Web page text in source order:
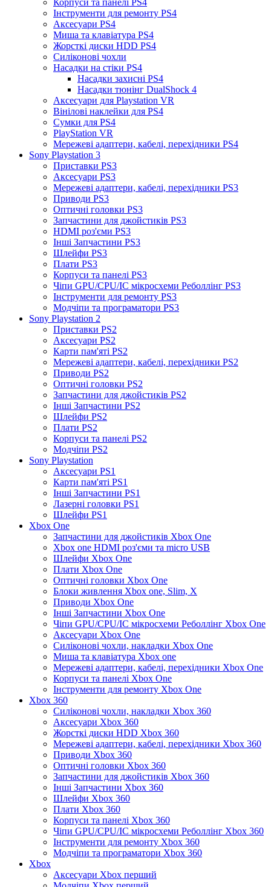
Інструменти для ремонту PS4
Аксесуари PS4
Миша та клавіатура PS4
Жорсткі диски HDD PS4
Силіконові чохли
Насадки на стіки PS4
Насадки захисні PS4
Насадки тюнінг DualShock 4
Аксесуари для Playstation VR
Вінілові наклейки для PS4
Сумки для PS4
PlayStation VR
Мережеві адаптери, кабелі, перехідники PS4
Sony Playstation 3
Приставки PS3
Аксесуари PS3
Мережеві адаптери, кабелі, перехідники PS3
Приводи PS3
Оптичні головки PS3
Запчастини для джойстиків PS3
HDMI роз'єми PS3
Інші Запчастини PS3
Шлейфи PS3
Плати PS3
Корпуси та панелі PS3
Чіпи GPU/CPU/IC мікросхеми Реболлінг PS3
Інструменти для ремонту PS3
Модчіпи та програматори PS3
Sony Playstation 2
Приставки PS2
Аксесуари PS2
Карти пам'яті PS2
Мережеві адаптери, кабелі, перехідники PS2
Приводи PS2
Оптичні головки PS2
Запчастини для джойстиків PS2
Інші Запчастини PS2
Шлейфи PS2
Плати PS2
Корпуси та панелі PS2
Модчіпи PS2
Sony Playstation
Аксесуари PS1
Карти пам'яті PS1
Інші Запчастини PS1
Лазерні головки PS1
Шлейфи PS1
Xbox One
Запчастини для джойстиків Xbox One
Xbox one HDMI роз'єми та micro USB
Шлейфи Xbox One
Плати Xbox One
Оптичні головки Xbox One
Блоки живлення Xbox one, Slim, X
Приводи Xbox One
Інші Запчастини Xbox One
Чіпи GPU/CPU/IC мікросхеми Реболлінг Xbox One
Аксесуари Xbox One
Силіконові чохли, накладки Xbox One
Миша та клавіатура Xbox one
Мережеві адаптери, кабелі, перехідники Xbox One
Корпуси та панелі Xbox One
Інструменти для ремонту Xbox One
Xbox 360
Силіконові чохли, накладки Xbox 360
Аксесуари Xbox 360
Жорсткі диски HDD Xbox 360
Мережеві адаптери, кабелі, перехідники Xbox 360
Приводи Xbox 360
Оптичні головки Xbox 360
Запчастини для джойстиків Xbox 360
Інші Запчастини Xbox 360
Шлейфи Xbox 360
Плати Xbox 360
Корпуси та панелі Xbox 360
Чіпи GPU/CPU/IC мікросхеми Реболлінг Xbox 360
Інструменти для ремонту Xbox 360
Модчіпи та програматори Xbox 360
Xbox
Аксесуари Xbox перший